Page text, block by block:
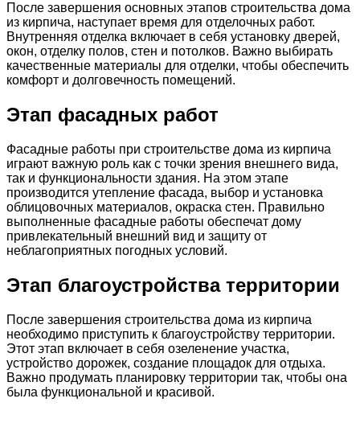
После завершения основных этапов строительства дома
из кирпича, наступает время для отделочных работ.
Внутренняя отделка включает в себя установку дверей,
окон, отделку полов, стен и потолков. Важно выбирать
качественные материалы для отделки, чтобы обеспечить
комфорт и долговечность помещений.
Этап фасадных работ
Фасадные работы при строительстве дома из кирпича
играют важную роль как с точки зрения внешнего вида,
так и функциональности здания. На этом этапе
производится утепление фасада, выбор и установка
облицовочных материалов, окраска стен. Правильно
выполненные фасадные работы обеспечат дому
привлекательный внешний вид и защиту от
неблагоприятных погодных условий.
Этап благоустройства территории
После завершения строительства дома из кирпича
необходимо приступить к благоустройству территории.
Этот этап включает в себя озеленение участка,
устройство дорожек, создание площадок для отдыха.
Важно продумать планировку территории так, чтобы она
была функциональной и красивой.